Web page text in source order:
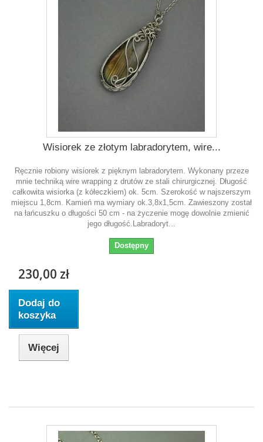
Wisiorek ze złotym labradorytem, wire...
Ręcznie robiony wisiorek z pięknym labradorytem. Wykonany przeze
mnie techniką wire wrapping z drutów ze stali chirurgicznej. Długość
całkowita wisiorka (z kółeczkiem) ok. 5cm. Szerokość w najszerszym
miejscu 1,8cm. Kamień ma wymiary ok.3,8x1,5cm. Zawieszony został
na łańcuszku o długości 50 cm - na życzenie mogę dowolnie zmienić
jego długość.Labradoryt...
Dostępny
230,00 zł
Dodaj do
koszyka
Więcej